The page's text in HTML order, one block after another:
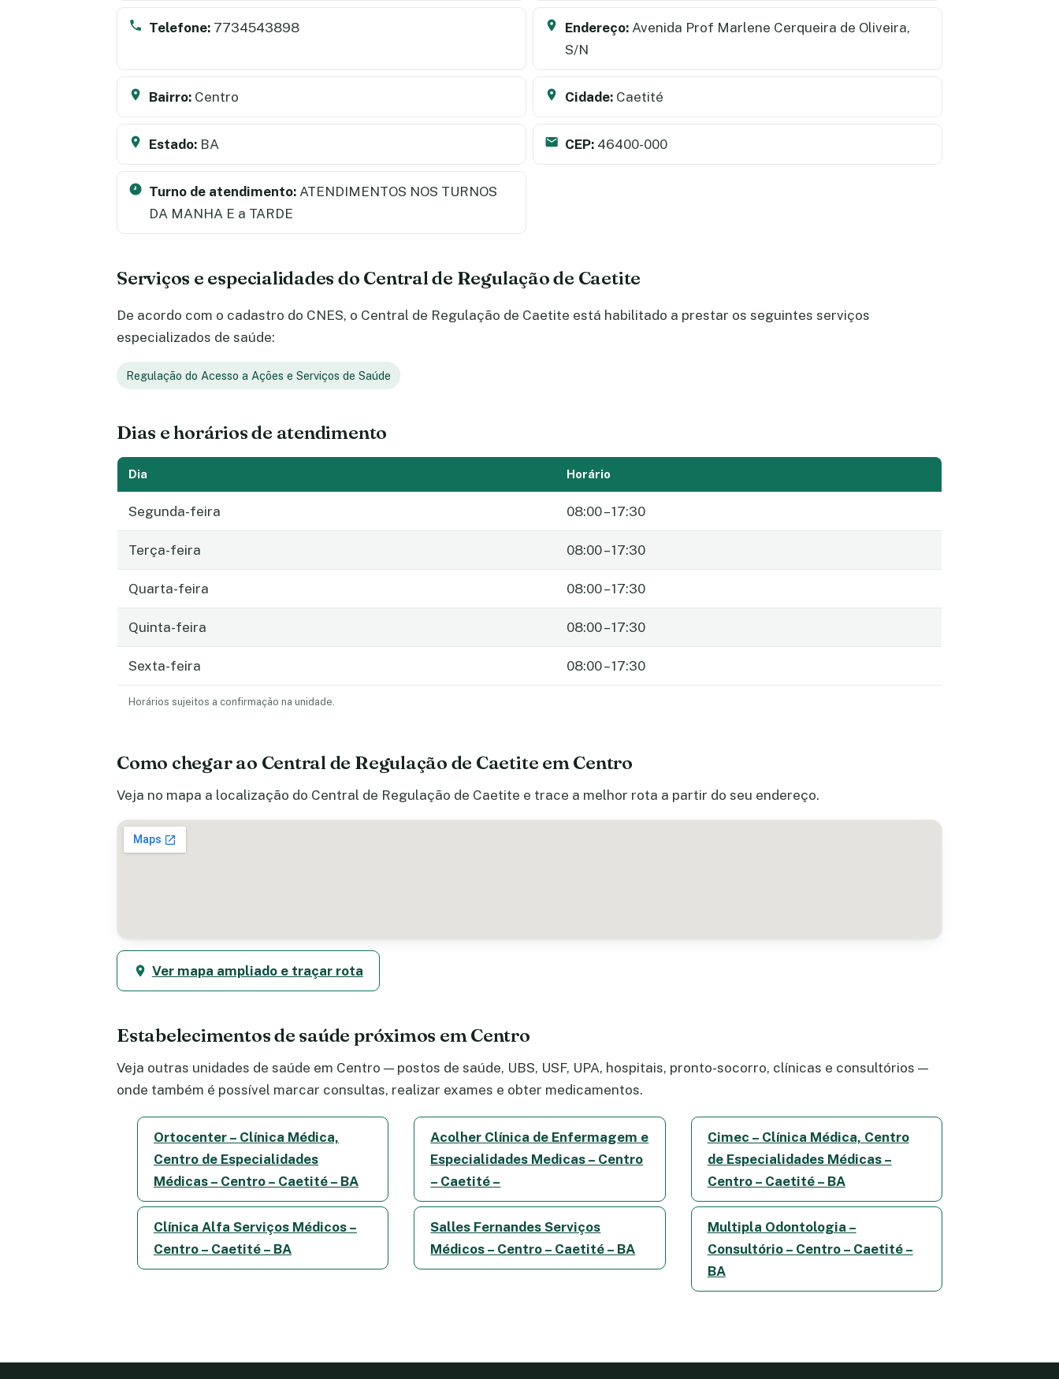
Telefone: 7734543898 Endereço: Avenida Prof Marlene Cerqueira de Oliveira,
S/N
Bairro: Centro Cidade: Caetité
Estado: BA CEP: 46400-000
Turno de atendimento: ATENDIMENTOS NOS TURNOS
DA MANHA E a TARDE
Serviços e especialidades do Central de Regulação de Caetite
De acordo com o cadastro do CNES, o Central de Regulação de Caetite está habilitado a prestar os seguintes serviços
especializados de saúde:
Regulação do Acesso a Ações e Serviços de Saúde
Dias e horários de atendimento
Dia Horário
Segunda-feira 08:00 – 17:30
Terça-feira 08:00 – 17:30
Quarta-feira 08:00 – 17:30
Quinta-feira 08:00 – 17:30
Sexta-feira 08:00 – 17:30
Horários sujeitos a confirmação na unidade.
Como chegar ao Central de Regulação de Caetite em Centro
Veja no mapa a localização do Central de Regulação de Caetite e trace a melhor rota a partir do seu endereço.
Ver mapa ampliado e traçar rota
Estabelecimentos de saúde próximos em Centro
Veja outras unidades de saúde em Centro — postos de saúde, UBS, USF, UPA, hospitais, pronto-socorro, clínicas e consultórios —
onde também é possível marcar consultas, realizar exames e obter medicamentos.
Ortocenter – Clínica Médica,
Centro de Especialidades
Médicas – Centro – Caetité – BA
Acolher Clínica de Enfermagem e
Especialidades Medicas – Centro
– Caetité –
Cimec – Clínica Médica, Centro
de Especialidades Médicas –
Centro – Caetité – BA
Clínica Alfa Serviços Médicos –
Centro – Caetité – BA
Salles Fernandes Serviços
Médicos – Centro – Caetité – BA
Multipla Odontologia –
Consultório – Centro – Caetité –
BA